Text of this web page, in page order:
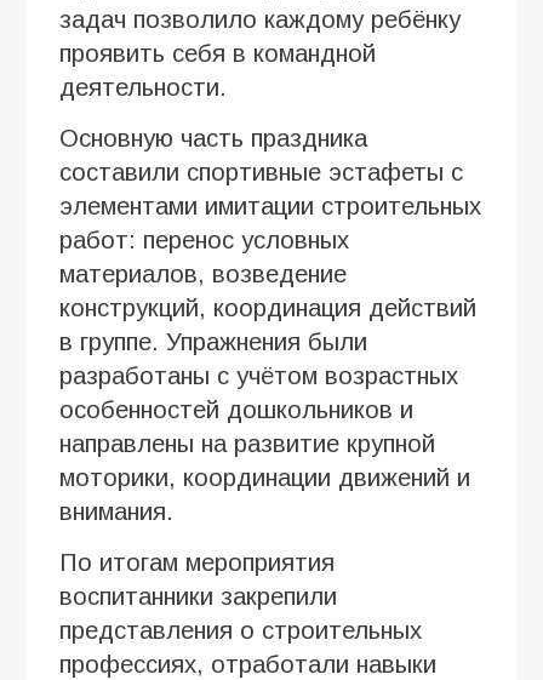
задач позволило каждому ребёнку
проявить себя в командной
деятельности.
Основную часть праздника
составили спортивные эстафеты с
элементами имитации строительных
работ: перенос условных
материалов, возведение
конструкций, координация действий
в группе. Упражнения были
разработаны с учётом возрастных
особенностей дошкольников и
направлены на развитие крупной
моторики, координации движений и
внимания.
По итогам мероприятия
воспитанники закрепили
представления о строительных
профессиях, отработали навыки